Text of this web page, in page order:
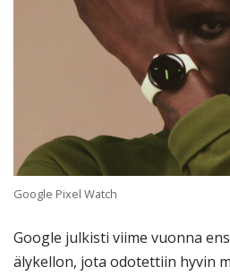
Google Pixel Watch
Google julkisti viime vuonna
älykellon, jota odotettiin hyvin